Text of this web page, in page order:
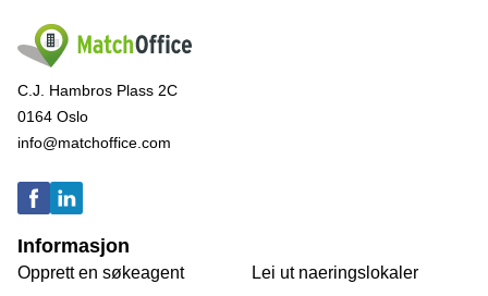
C.J. Hambros Plass 2C
0164 Oslo
info@matchoffice.com
Informasjon
Opprett en søkeagent
Lei ut naeringslokaler